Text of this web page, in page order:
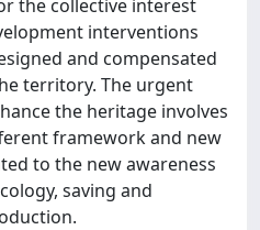
the collective interest
interventions
and compensated
territory. The urgent
the heritage involves
framework and new
to the new awareness
saving and